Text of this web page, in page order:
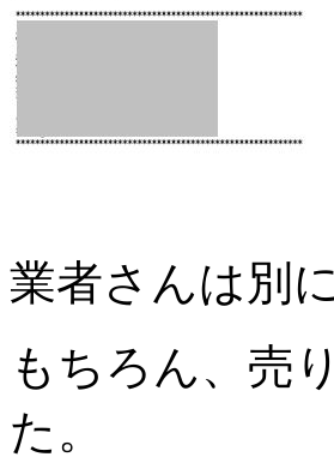
業者さんは別
もちろん、売
た。